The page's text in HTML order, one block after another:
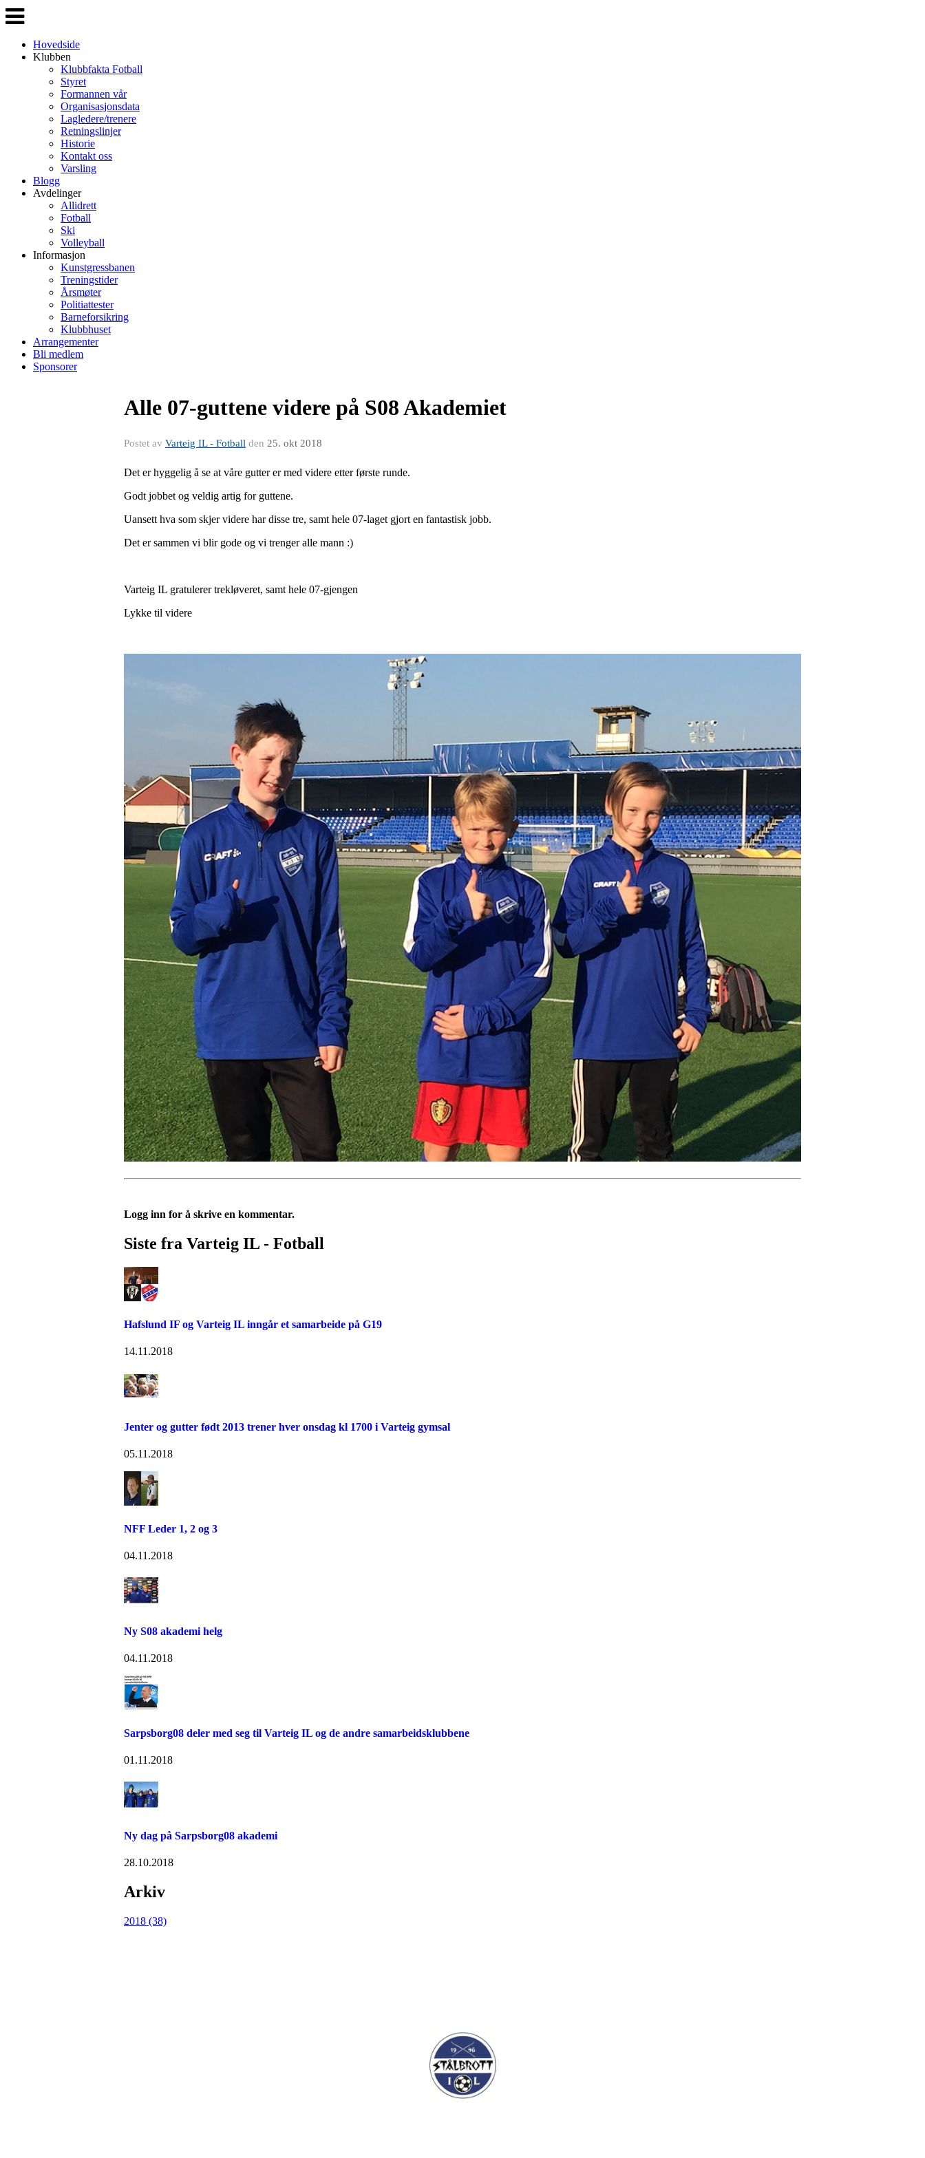
Veksle
navigasjon
Hovedside
Klubben
Klubbfakta Fotball
Styret
Formannen vår
Organisasjonsdata
Lagledere/trenere
Retningslinjer
Historie
Kontakt oss
Varsling
Blogg
Avdelinger
Allidrett
Fotball
Ski
Volleyball
Informasjon
Kunstgressbanen
Treningstider
Årsmøter
Politiattester
Barneforsikring
Klubbhuset
Arrangementer
Bli medlem
Sponsorer
Alle 07-guttene videre på S08 Akademiet
Postet av Varteig IL - Fotball den 25. okt 2018
Det er hyggelig å se at våre gutter er med videre etter første runde.
Godt jobbet og veldig artig for guttene.
Uansett hva som skjer videre har disse tre, samt hele 07-laget gjort en fantastisk jobb.
Det er sammen vi blir gode og vi trenger alle mann :)
Varteig IL gratulerer trekløveret, samt hele 07-gjengen
Lykke til videre
Logg inn for å skrive en kommentar.
Siste fra Varteig IL - Fotball
Hafslund IF og Varteig IL inngår et samarbeide på G19
14.11.2018
Jenter og gutter født 2013 trener hver onsdag kl 1700 i Varteig gymsal
05.11.2018
NFF Leder 1, 2 og 3
04.11.2018
Ny S08 akademi helg
04.11.2018
Sarpsborg08 deler med seg til Varteig IL og de andre samarbeidsklubbene
01.11.2018
Ny dag på Sarpsborg08 akademi
28.10.2018
Arkiv
2018 (38)